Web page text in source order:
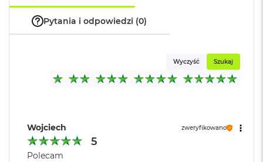
i
r
1
k
o
o
Pytania i odpowiedzi (0)
Wyczyść Szukaj
Wojciech zweryfikowano
5
Polecam